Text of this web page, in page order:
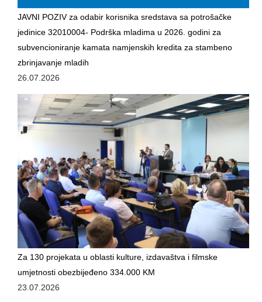
JAVNI POZIV za odabir korisnika sredstava sa potrošačke
jedinice 32010004- Podrška mladima u 2026. godini za
subvencioniranje kamata namjenskih kredita za stambeno
zbrinjavanje mladih
26.07.2026
Za 130 projekata u oblasti kulture, izdavaštva i filmske
umjetnosti obezbijeđeno 334.000 KM
23.07.2026
OSTALO
DOKUMENTI
ZAKONI I PODZAKONSKI AKTI
JAVNE NABAVKE
OSTALO
ZAŠTITA LIČNIH PODATKAKA
SLOBODA PRISTUPA INFORMACIJAMA
ARHIVA
KULTURA
SPORT
MLADI